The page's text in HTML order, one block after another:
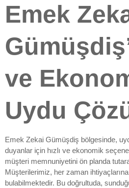
Emek
ve
Uydu
Emek Zekai Gümüşdiş bölgesinde,
duyanlar için hızlı ve ekonomik
müşteri memnuniyetini ön planda
Müşterilerimiz, her zaman
bulabilmektedir. Bu doğrultuda,